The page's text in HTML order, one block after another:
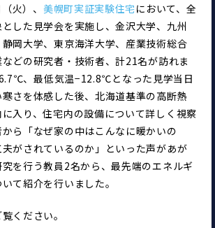
火）、 美幌町実証実験住宅において、全
した見学会を実施し、金沢大学、九州
岡大学、東京海洋大学、産業技術総合
どの研究者・技術者、計21名が訪れま
、最低気温−12.8℃となった見学当日
さを体感した後、北海道基準の高断熱
入り、住宅内の設備について詳しく視察
ら「なぜ家の中はこんなに暖かいの
がされているのか」といった声があが
を行う教員2名から、最先端のエネルギ
て紹介を行いました。
ください。